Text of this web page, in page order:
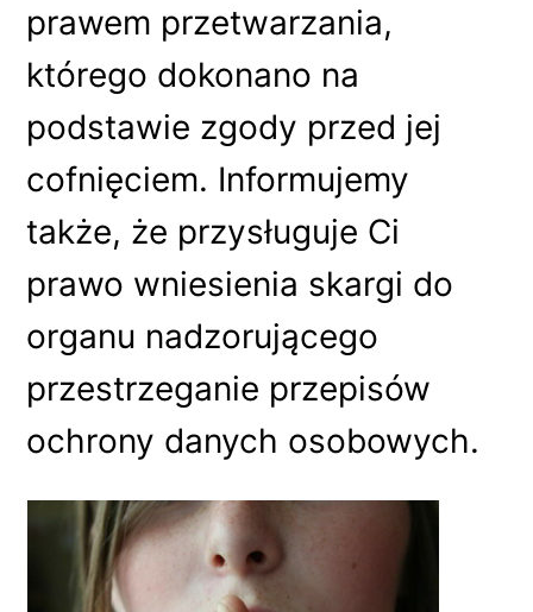
prawem przetwarzania,
którego dokonano na
podstawie zgody przed jej
cofnięciem. Informujemy
także, że przysługuje Ci
prawo wniesienia skargi do
organu nadzorującego
przestrzeganie przepisów
ochrony danych osobowych.